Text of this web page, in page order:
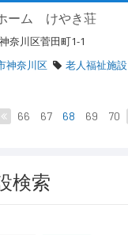
ーム けやき荘
奈川区菅田町1-1
神奈川区
老人福祉施設
66 67 68 69 70
検索